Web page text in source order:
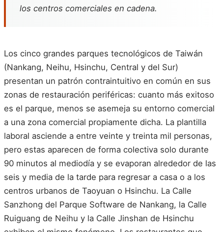
los centros comerciales en cadena.
Los cinco grandes parques tecnológicos de Taiwán
(Nankang, Neihu, Hsinchu, Central y del Sur)
presentan un patrón contraintuitivo en común en sus
zonas de restauración periféricas: cuanto más exitoso
es el parque, menos se asemeja su entorno comercial
a una zona comercial propiamente dicha. La plantilla
laboral asciende a entre veinte y treinta mil personas,
pero estas aparecen de forma colectiva solo durante
90 minutos al mediodía y se evaporan alrededor de las
seis y media de la tarde para regresar a casa o a los
centros urbanos de Taoyuan o Hsinchu. La Calle
Sanzhong del Parque Software de Nankang, la Calle
Ruiguang de Neihu y la Calle Jinshan de Hsinchu